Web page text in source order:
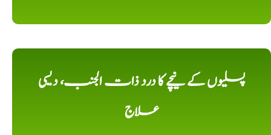
پسلیوں کے نیچے کا درد ذات الجنب، دیسی
علاج